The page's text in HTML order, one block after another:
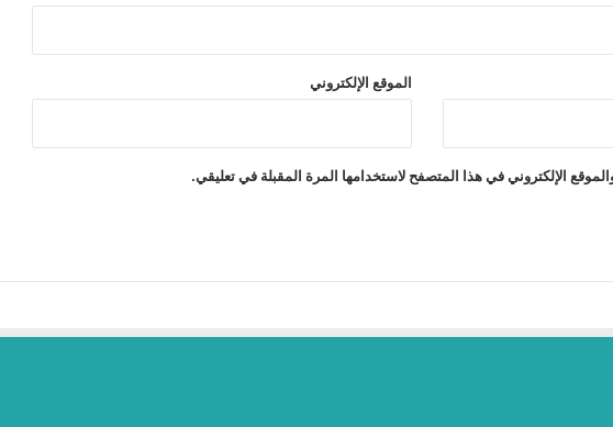
الموقع الإلكتروني
الإلكتروني في هذا المتصفح لاستخدامها المرة المقبلة في تعليقي.